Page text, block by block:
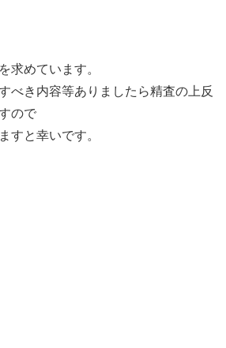
求めています。
べき内容等ありましたら精査の上反
ので
すと幸いです。